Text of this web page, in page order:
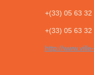
+(33) 05 63 32
+(33) 05 63 32
http://